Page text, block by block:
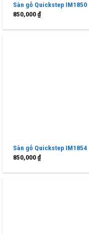
Sàn gỗ Quickstep IM1850
850,000₫
Sàn gỗ Quickstep IM1854
850,000₫